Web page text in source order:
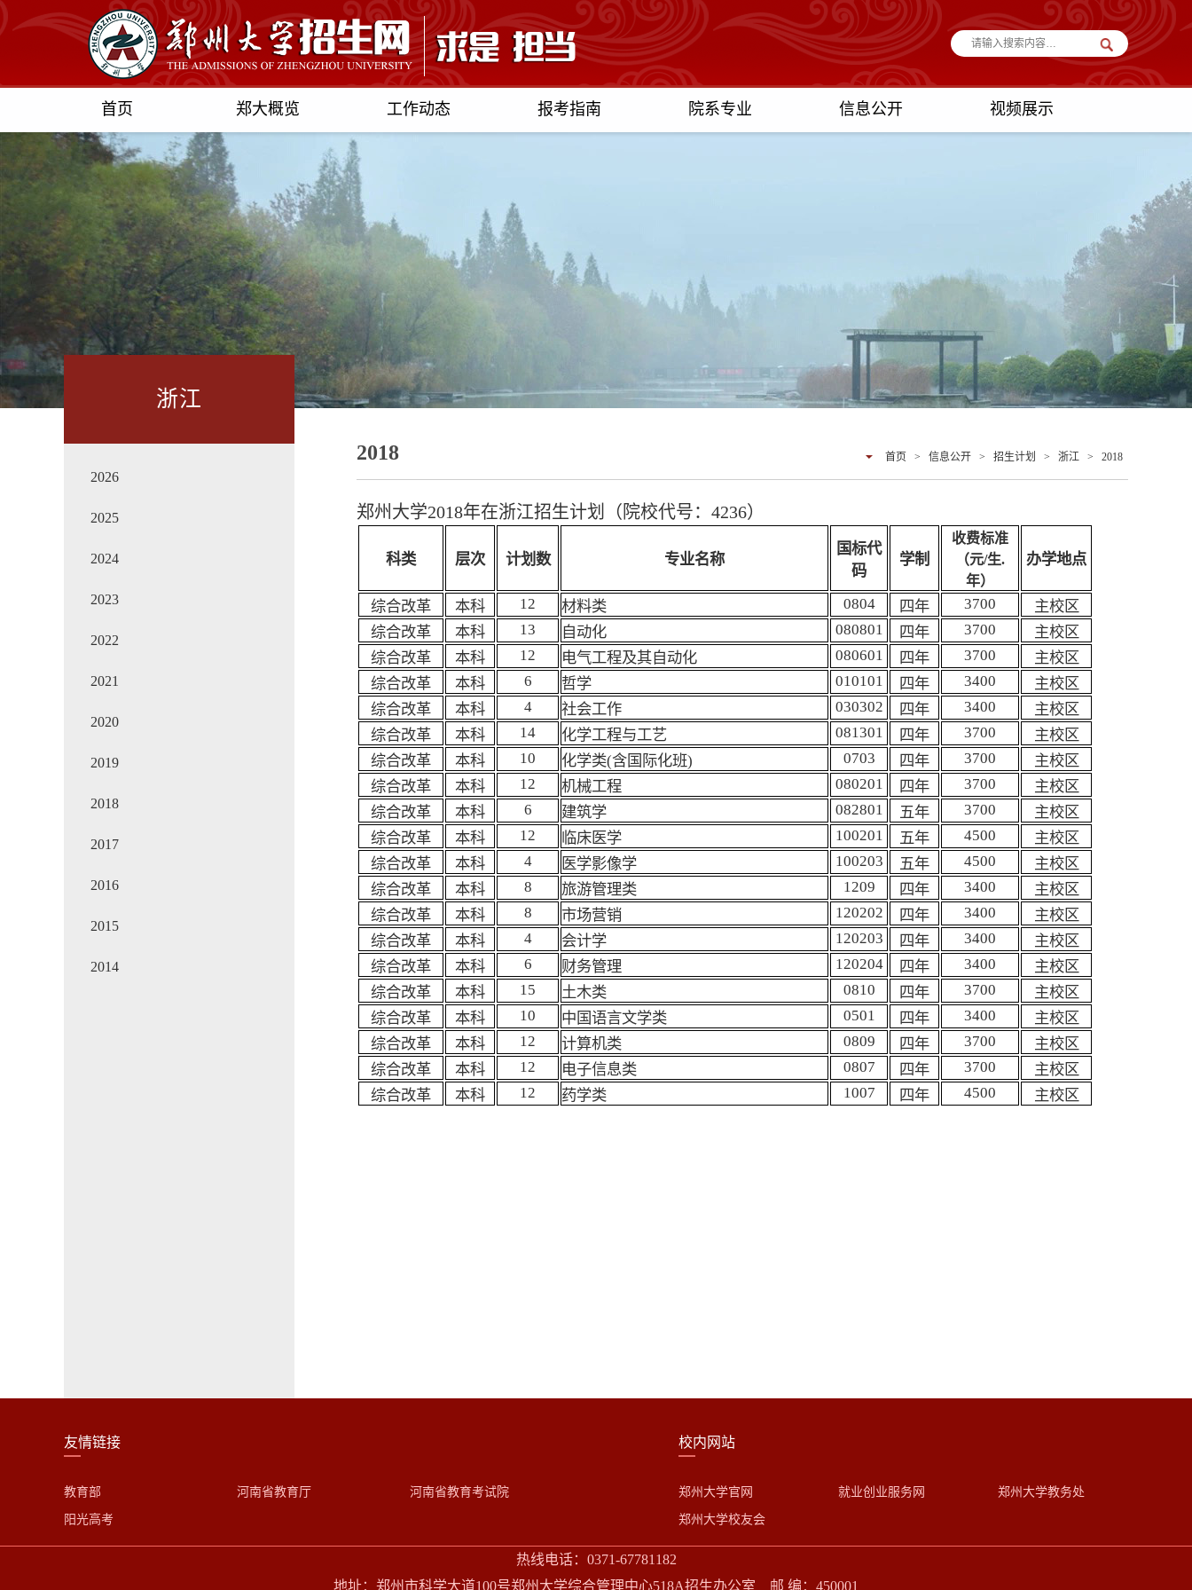
首页 郑大概览 工作动态 报考指南 院系专业 信息公开 视频展示
浙江
2026
2025
2024
2023
2022
2021
2020
2019
2018
2017
2016
2015
2014
2018 首页 > 信息公开 > 招生计划 > 浙江 > 2018
郑州大学2018年在浙江招生计划（院校代号：4236）
科类 层次 计划数 专业名称
国标代
码
学制
收费标准
（元/生.
年）
办学地点
综合改革 本科 12 材料类 0804 四年 3700
主校区
综合改革
本科 13 自动化 080801 四年 3700
主校区
综合改革
本科 12 电气工程及其自动化 080601 四年 3700
主校区
综合改革
本科 6 哲学 010101 四年 3400
主校区
综合改革
本科 4 社会工作 030302 四年 3400
主校区
综合改革
本科 14 化学工程与工艺 081301 四年 3700
主校区
综合改革
本科 10 化学类(含国际化班) 0703 四年 3700
主校区
综合改革
本科 12 机械工程 080201 四年 3700
主校区
综合改革
本科 6 建筑学 082801 五年 3700
主校区
综合改革
本科 12 临床医学 100201 五年 4500
主校区
综合改革
本科 4 医学影像学 100203 五年 4500
主校区
综合改革
本科 8 旅游管理类 1209 四年 3400
主校区
综合改革
本科 8 市场营销 120202 四年 3400
主校区
综合改革
本科 4 会计学 120203 四年 3400
主校区
综合改革
本科 6 财务管理 120204 四年 3400
主校区
综合改革
本科 15 土木类 0810 四年 3700
主校区
综合改革
本科 10 中国语言文学类 0501 四年 3400
主校区
综合改革
本科 12 计算机类 0809 四年 3700
主校区
综合改革
本科 12 电子信息类 0807 四年 3700
主校区
综合改革
本科 12 药学类 1007 四年 4500 主校区
友情链接
教育部
阳光高考
河南省教育厅 河南省教育考试院
校内网站
郑州大学官网
郑州大学校友会
就业创业服务网 郑州大学教务处
热线电话：0371-67781182
地址：郑州市科学大道100号郑州大学综合管理中心518A招生办公室 邮 编：450001